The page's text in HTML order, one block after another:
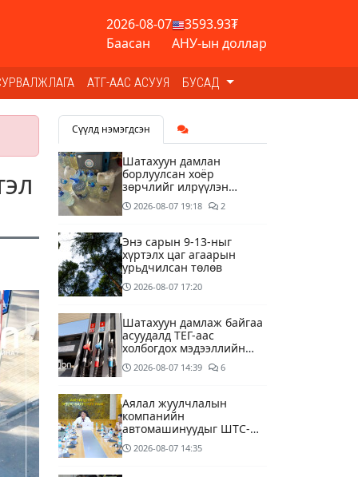
2026-08-07
Баасан
3593.93₮
АНУ-ын доллар
АТГ-ААС АСУУЯ БУСАД
Сүүлд нэмэгдсэн
Шатахуун дамлан
борлуулсан хоёр
зөрчлийг илрүүлэн
шалгаж байна
2026-08-07 19:18 2
Энэ сарын 9-13-ныг
хүртэлх цаг агаарын
урьдчилсан төлөв
2026-08-07 17:20
Шатахуун дамлаж байгаа
асуудалд ТЕГ-аас
холбогдох мэдээллийн
дагуу шалгалтын
ажиллагааг эрчимжүүлж
2026-08-07 14:39 6
Аялал жуулчлалын
компанийн
автомашинуудыг ШТС-
ууд хязгаарлалтгүйгээр
шатахуун олгох
2026-08-07 14:35